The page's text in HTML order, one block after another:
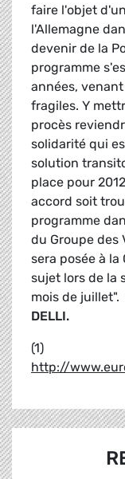
faire l'objet
l'Allemagne
devenir de la
programme
années,
fragiles. Y
procès
solidarité qui
solution
place pour
accord soit
programme
du Groupe des
sera posée à
sujet lors de la
mois de
DELLI.
(1)
http://